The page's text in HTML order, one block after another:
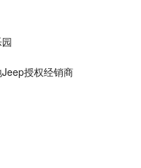
授权经销商